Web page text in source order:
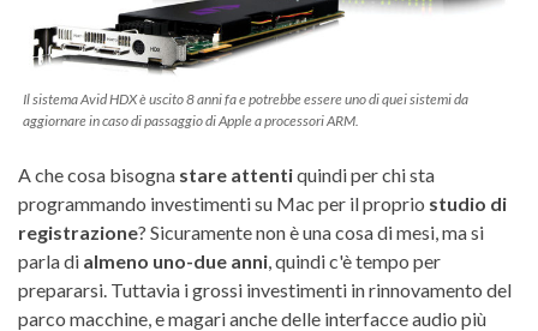
Il sistema Avid HDX è uscito 8 anni fa e potrebbe essere uno di quei sistemi da
aggiornare in caso di passaggio di Apple a processori ARM.
A che cosa bisogna stare attentiquindi per chi sta
programmando investimenti su Mac per il proprio studio di
registrazione? Sicuramente non è una cosa di mesi, ma si
parla di almeno uno-due anni, quindi c'è tempo per
prepararsi. Tuttavia i grossi investimenti in rinnovamento del
parco macchine, e magari anche delle interfacce audio più